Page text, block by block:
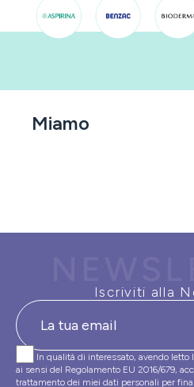
Miamo
Iscriviti alla
In qualità di interessato, avendo letto
ai sensi del Regolamento EU 2016/679,
trattamento dei miei dati personali per